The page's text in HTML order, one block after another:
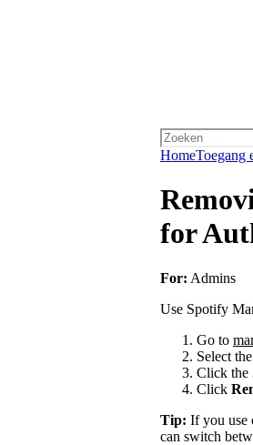
HomeToegang
for
For: Admins
Use Spotify
Go to
Select
Click the
Click
Tip: If you use
can switch